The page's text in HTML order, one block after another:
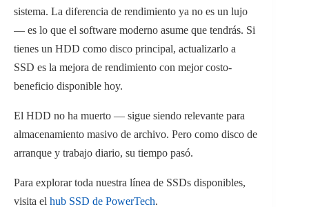
sistema. La diferencia de rendimiento ya no es un lujo
— es lo que el software moderno asume que tendrás. Si
tienes un HDD como disco principal, actualizarlo a
SSD es la mejora de rendimiento con mejor costo-
beneficio disponible hoy.
El HDD no ha muerto — sigue siendo relevante para
almacenamiento masivo de archivo. Pero como disco de
arranque y trabajo diario, su tiempo pasó.
Para explorar toda nuestra línea de SSDs disponibles,
visita el hub SSD de PowerTech.